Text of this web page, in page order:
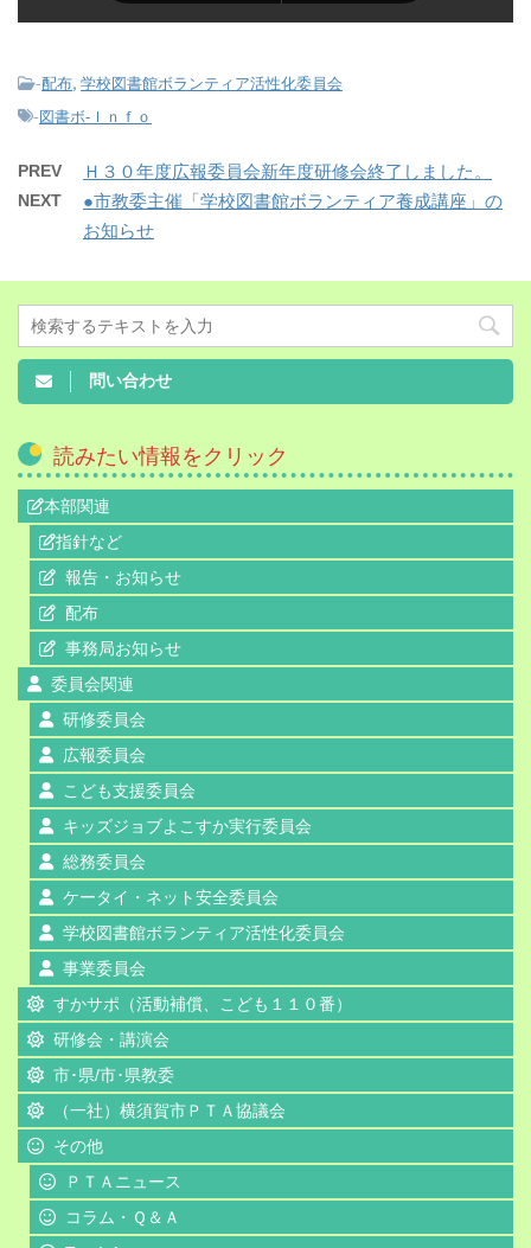
-配布, 学校図書館ボランティア活性化委員会
-図書ボ-Ｉｎｆｏ
PREV Ｈ３０年度広報委員会新年度研修会終了しました。
NEXT
●市教委主催「学校図書館ボランティア養成講座」の
お知らせ
問い合わせ
読みたい情報をクリック
本部関連
指針など
報告・お知らせ
配布
事務局お知らせ
委員会関連
研修委員会
広報委員会
こども支援委員会
キッズジョブよこすか実行委員会
総務委員会
ケータイ・ネット安全委員会
学校図書館ボランティア活性化委員会
事業委員会
すかサポ（活動補償、こども１１０番）
研修会・講演会
市･県/市･県教委
（一社）横須賀市ＰＴＡ協議会
その他
ＰＴＡニュース
コラム・Ｑ＆Ａ